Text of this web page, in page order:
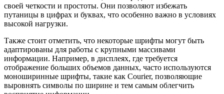
своей четкости и простоты. Они позволяют избежать
путаницы в цифрах и буквах, что особенно важно в условиях
высокой нагрузки.
Также стоит отметить, что некоторые шрифты могут быть
адаптированы для работы с крупными массивами
информации. Например, в дисплеях, где требуется
отображение больших объемов данных, часто используются
моноширинные шрифты, такие как Courier, позволяющие
выровнять символы по ширине и тем самым облегчить